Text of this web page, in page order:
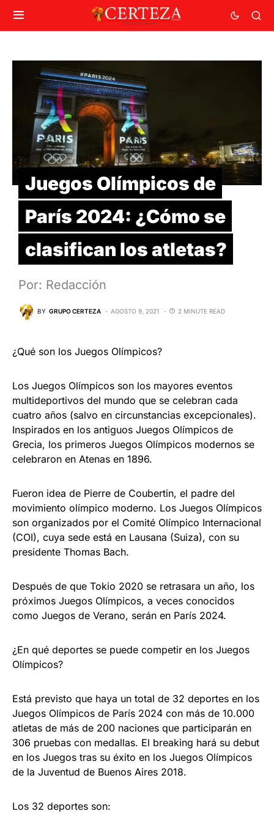
Juegos Olímpicos de
París 2024: ¿Cómo se
clasifican los atletas?
Por: Redacción
BY GRUPO CERTEZA AGOSTO 9, 2021 2 MINUTE READ
¿Qué son los Juegos Olímpicos?
Los Juegos Olímpicos son los mayores eventos
multideportivos del mundo que se celebran cada
cuatro años (salvo en circunstancias excepcionales).
Inspirados en los antiguos Juegos Olímpicos de
Grecia, los primeros Juegos Olímpicos modernos se
celebraron en Atenas en 1896.
Fueron idea de Pierre de Coubertin, el padre del
movimiento olímpico moderno. Los Juegos Olímpicos
son organizados por el Comité Olímpico Internacional
(COI), cuya sede está en Lausana (Suiza), con su
presidente Thomas Bach.
Después de que Tokio 2020 se retrasara un año, los
próximos Juegos Olímpicos, a veces conocidos
como Juegos de Verano, serán en París 2024.
¿En qué deportes se puede competir en los Juegos
Olímpicos?
Está previsto que haya un total de 32 deportes en los
Juegos Olímpicos de París 2024 con más de 10.000
atletas de más de 200 naciones que participarán en
306 pruebas con medallas. El breaking hará su debut
en los Juegos tras su éxito en los Juegos Olímpicos
de la Juventud de Buenos Aires 2018.
Los 32 deportes son: